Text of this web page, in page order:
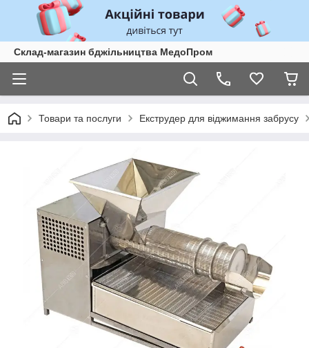
Склад-магазин бджільництва МедоПром
Товари та послуги Екструдер для віджимання забрусу